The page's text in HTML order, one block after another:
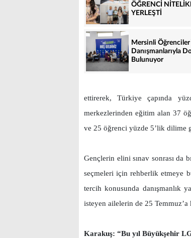
ÖĞRENCİ
YERLEŞTİ
Mersinli Öğrenciler
Danışmanlarıyla
Bulunuyor
ettirerek, Türkiye çapında
merkezlerinden eğitim alan 37
ve 25 öğrenci yüzde 5’lik dilime
Gençlerin elini sınav sonrası da
seçmeleri için rehberlik etmeye
tercih konusunda danışmanlık
isteyen ailelerin de 25 Temmuz’a
Karakuş: “Bu yıl Büyükşehir